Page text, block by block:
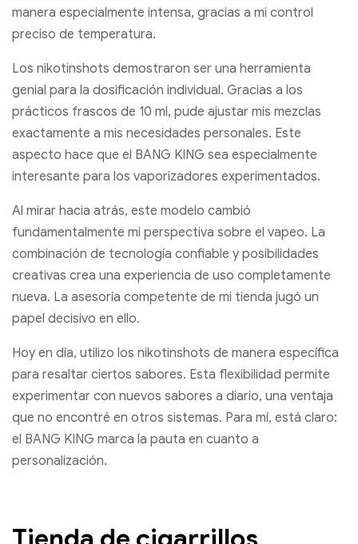
manera especialmente intensa, gracias a mi control
preciso de temperatura.
Los nikotinshots demostraron ser una herramienta
genial para la dosificación individual. Gracias a los
prácticos frascos de 10 ml, pude ajustar mis mezclas
exactamente a mis necesidades personales. Este
aspecto hace que el BANG KING sea especialmente
interesante para los vaporizadores experimentados.
Al mirar hacia atrás, este modelo cambió
fundamentalmente mi perspectiva sobre el vapeo. La
combinación de tecnología confiable y posibilidades
creativas crea una experiencia de uso completamente
nueva. La asesoría competente de mi tienda jugó un
papel decisivo en ello.
Hoy en día, utilizo los nikotinshots de manera específica
para resaltar ciertos sabores. Esta flexibilidad permite
experimentar con nuevos sabores a diario, una ventaja
que no encontré en otros sistemas. Para mí, está claro:
el BANG KING marca la pauta en cuanto a
personalización.